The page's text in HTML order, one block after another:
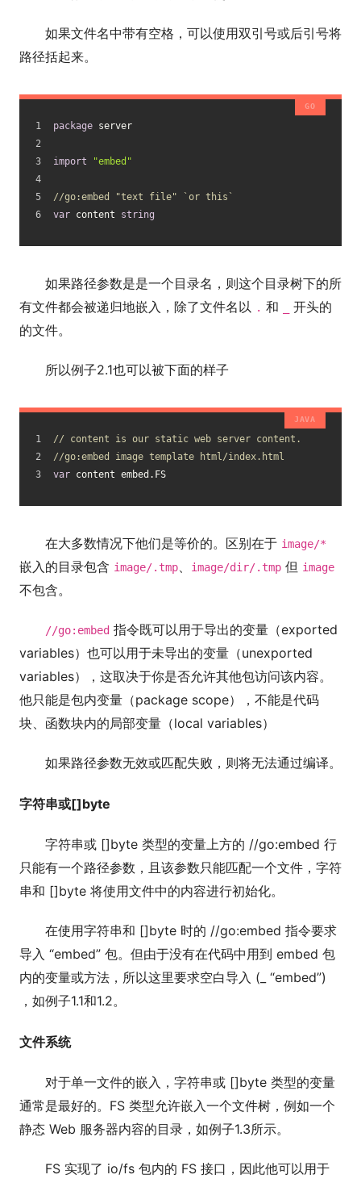
如果文件名中带有空格，可以使用双引号或后引号将
路径括起来。
package server
import "embed"
//go:embed "text file" `or this`
var content string
如果路径参数是是一个目录名，则这个目录树下的所
有文件都会被递归地嵌入，除了文件名以 . 和
开头的
的文件。
所以例子2.1也可以被下面的样子
// content is our static web server content.
//go:embed image template html/index.html
var content embed.FS
在大多数情况下他们是等价的。区别在于 image/*
嵌入的目录包含 image/.tmp、 image/dir/.tmp 但 image
不包含。
//go:embed 指令既可以用于导出的变量（exported
variables）也可以用于未导出的变量（unexported
variables），这取决于你是否允许其他包访问该内容。
他只能是包内变量（package scope），不能是代码
块、函数块内的局部变量（local variables）
如果路径参数无效或匹配失败，则将无法通过编译。
字符串或[]byte
字符串或 []byte 类型的变量上方的 //go:embed 行
只能有一个路径参数，且该参数只能匹配一个文件，字符
串和 []byte 将使用文件中的内容进行初始化。
在使用字符串和 []byte 时的 //go:embed 指令要求
导入 “embed” 包。但由于没有在代码中用到 embed 包
内的变量或方法，所以这里要求空白导入 (_ “embed”)
，如例子1.1和1.2。
文件系统
对于单一文件的嵌入，字符串或 []byte 类型的变量
通常是最好的。FS 类型允许嵌入一个文件树，例如一个
静态 Web 服务器内容的目录，如例子1.3所示。
FS 实现了 io/fs 包内的 FS 接口，因此他可以用于